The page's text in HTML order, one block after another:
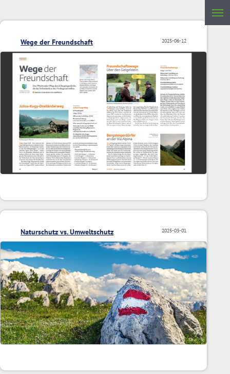
2025-06-12
Wege der Freundschaft
2025-03-01
Naturschutz vs. Umweltschutz